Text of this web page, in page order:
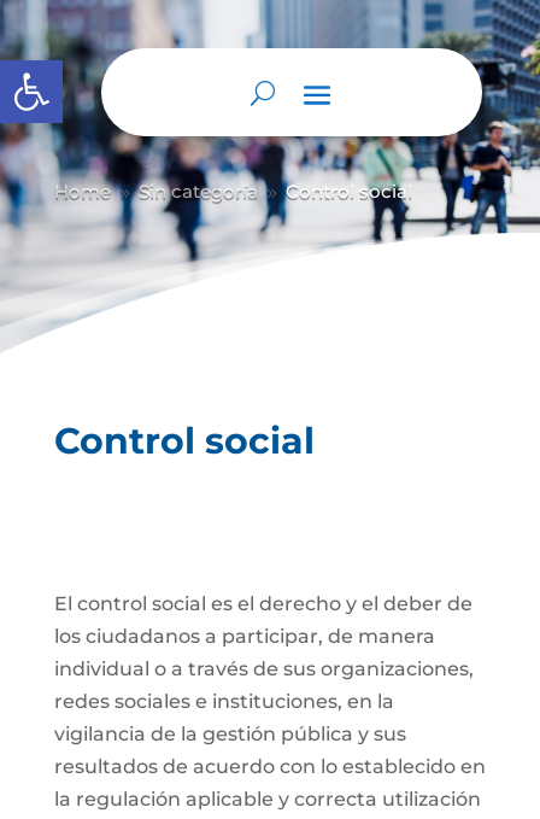
Abrir barra de herramientas
Home 9 Sin categoría 9 Control social
Control social
El control social es el derecho y el deber de
los ciudadanos a participar, de manera
individual o a través de sus organizaciones,
redes sociales e instituciones, en la
vigilancia de la gestión pública y sus
resultados de acuerdo con lo establecido en
la regulación aplicable y correcta utilización